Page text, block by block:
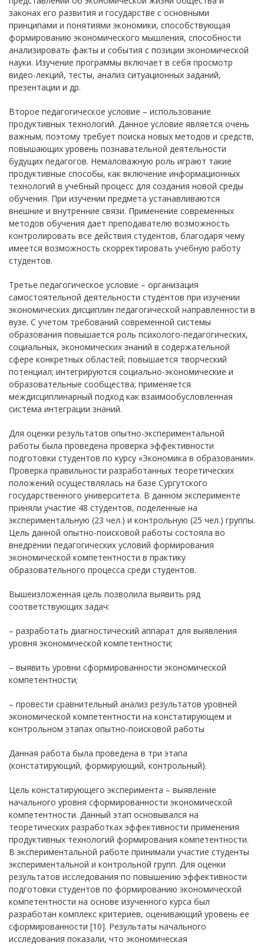
законах его развития и государстве с основными
принципами и понятиями экономики, способствующая
формированию экономического мышления, способности
анализировать факты и события с позиции экономической
науки. Изучение программы включает в себя просмотр
видео-лекций, тесты, анализ ситуационных заданий,
презентации и др.
Второе педагогическое условие – использование
продуктивных технологий. Данное условие является очень
важным, поэтому требует поиска новых методов и средств,
повышающих уровень познавательной деятельности
будущих педагогов. Немаловажную роль играют такие
продуктивные способы, как включение информационных
технологий в учебный процесс для создания новой среды
обучения. При изучении предмета устанавливаются
внешние и внутренние связи. Применение современных
методов обучения дает преподавателю возможность
контролировать все действия студентов, благодаря чему
имеется возможность скорректировать учебную работу
студентов.
Третье педагогическое условие – организация
самостоятельной деятельности студентов при изучении
экономических дисциплин педагогической направленности в
вузе. С учетом требований современной системы
образования повышается роль психолого-педагогических,
социальных, экономических знаний в содержательной
сфере конкретных областей; повышается творческий
потенциал; интегрируются социально-экономические и
образовательные сообщества; применяется
междисциплинарный подход как взаимообусловленная
система интеграции знаний.
Для оценки результатов опытно-экспериментальной
работы была проведена проверка эффективности
подготовки студентов по курсу «Экономика в образовании».
Проверка правильности разработанных теоретических
положений осуществлялась на базе Сургутского
государственного университета. В данном эксперименте
приняли участие 48 студентов, поделенные на
экспериментальную (23 чел.) и контрольную (25 чел.) группы.
Цель данной опытно-поисковой работы состояла во
внедрении педагогических условий формирования
экономической компетентности в практику
образовательного процесса среди студентов.
Вышеизложенная цель позволила выявить ряд
соответствующих задач:
– разработать диагностический аппарат для выявления
уровня экономической компетентности;
– выявить уровни сформированности экономической
компетентности;
– провести сравнительный анализ результатов уровней
экономической компетентности на констатирующем и
контрольном этапах опытно-поисковой работы
Данная работа была проведена в три этапа
(констатирующий, формирующий, контрольный).
Цель констатирующего эксперимента – выявление
начального уровня сформированности экономической
компетентности. Данный этап основывался на
теоретических разработках эффективности применения
продуктивных технологий формирования компетентности.
В экспериментальной работе принимали участие студенты
экспериментальной и контрольной групп. Для оценки
результатов исследования по повышению эффективности
подготовки студентов по формированию экономической
компетентности на основе изученного курса был
разработан комплекс критериев, оценивающий уровень ее
сформированности [10]. Результаты начального
исследования показали, что экономическая